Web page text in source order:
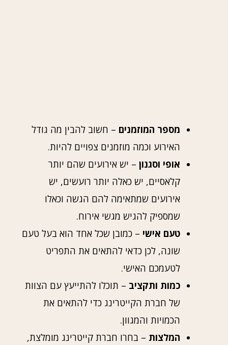
מספר המוזמנים – חשוב להבין מה גודל
האירוע וכמה מוזמנים צפויים להיות.
אופי וסגנון – יש אירועים שהם יותר
קלאסיים, יש כאלה יותר רועשים, יש
אירועים שמתאימה להם הגשה וכאלו
שמספיק להגיש מגשי אירוח.
טעם אישי – כמובן שכל אחד הוא בעל טעם
שונה, לכן כדאי להתאים את התפריט
לטעמכם האישי.
כמות ותקציב – תוכלו להתייעץ עם הצוות
של חברת הקייטרינג כדי להתאים את
הכמויות והמגוון.
המלצות – בחרו חברת קייטרינג מומלצת,